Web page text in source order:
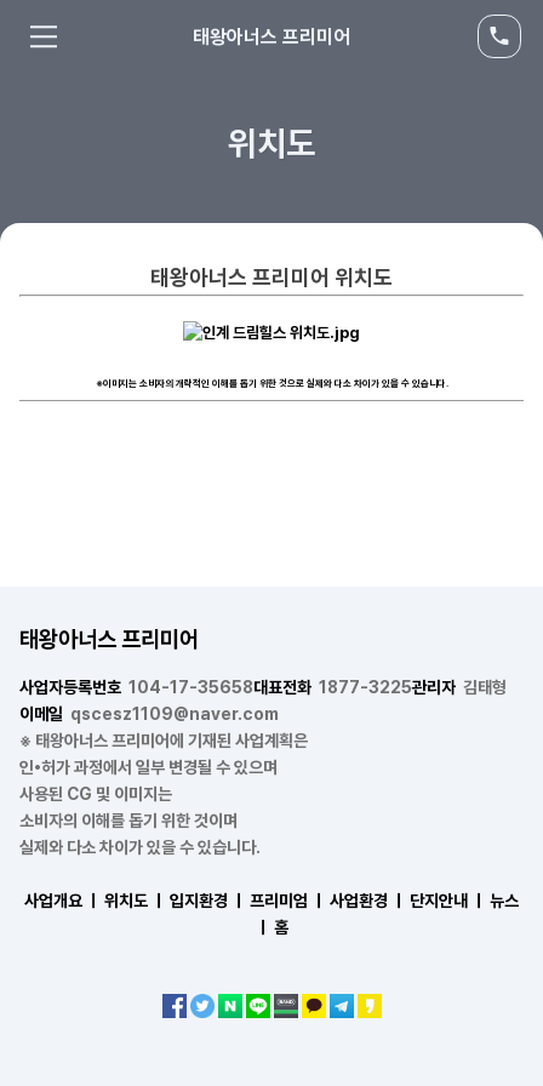
태왕아너스 프리미어
위치도
태왕아너스 프리미어 위치도
※이미지는 소비자의 개략적인 이해를 돕기 위한 것으로 실제와 다소 차이가 있을 수 있습니다.
태왕아너스 프리미어
사업자등록번호 104-17-35658대표전화 1877-3225관리자 김태형
이메일 qscesz1109@naver.com
※ 태왕아너스 프리미어에 기재된 사업계획은
인•허가 과정에서 일부 변경될 수 있으며
사용된 CG 및 이미지는
소비자의 이해를 돕기 위한 것이며
실제와 다소 차이가 있을 수 있습니다.
사업개요 ㅣ 위치도 ㅣ 입지환경 ㅣ 프리미엄 ㅣ 사업환경 ㅣ 단지안내 ㅣ
뉴스
홈